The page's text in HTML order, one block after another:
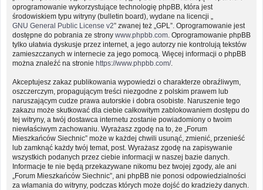
oprogramowanie wykorzystujące technologię phpBB, która jest
środowiskiem typu witryny (bulletin board), wydane na licencji „
GNU General Public License v2” zwanej też „GPL”. Oprogramowanie jest
dostępne do pobrania ze strony www.phpbb.com . Oprogramowanie phpBB
tylko ułatwia dyskusje przez internet, a jego autorzy nie kontrolują tekstów
zamieszczanych w internecie za jego pomocą. Więcej informacji o phpBB
można znaleźć na stronie https://www.phpbb.com/.
Akceptujesz zakaz publikowania wypowiedzi o charakterze obraźliwym,
oszczerczym, propagującym treści niezgodne z polskim prawem lub
naruszającym cudze prawa autorskie i dobra osobiste. Naruszenie tego
zakazu może skutkować dla ciebie całkowitym zablokowaniem dostępu do
tej witryny, a twój dostawca internetu zostanie powiadomiony o twoim
niewłaściwym zachowaniu. Wyrażasz zgodę na to, że „Forum
Mieszkańców Siechnic” może w każdej chwili usunąć, zmienić, przenieść
lub zamknąć każdy twój temat, post. Wyrażasz zgodę na zapisywanie
wszystkich podanych przez ciebie informacji w naszej bazie danych.
Informacje te nie będą przekazywane nikomu bez twojej zgody, ale ani
„Forum Mieszkańców Siechnic”, ani phpBB nie ponosi odpowiedzialności
za włamania do witryny, podczas których może dojść do kradzieży danych.